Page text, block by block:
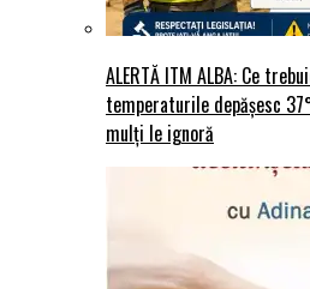
ALERTĂ ITM ALBA: Ce
temperaturile depășesc
mulți le ignoră